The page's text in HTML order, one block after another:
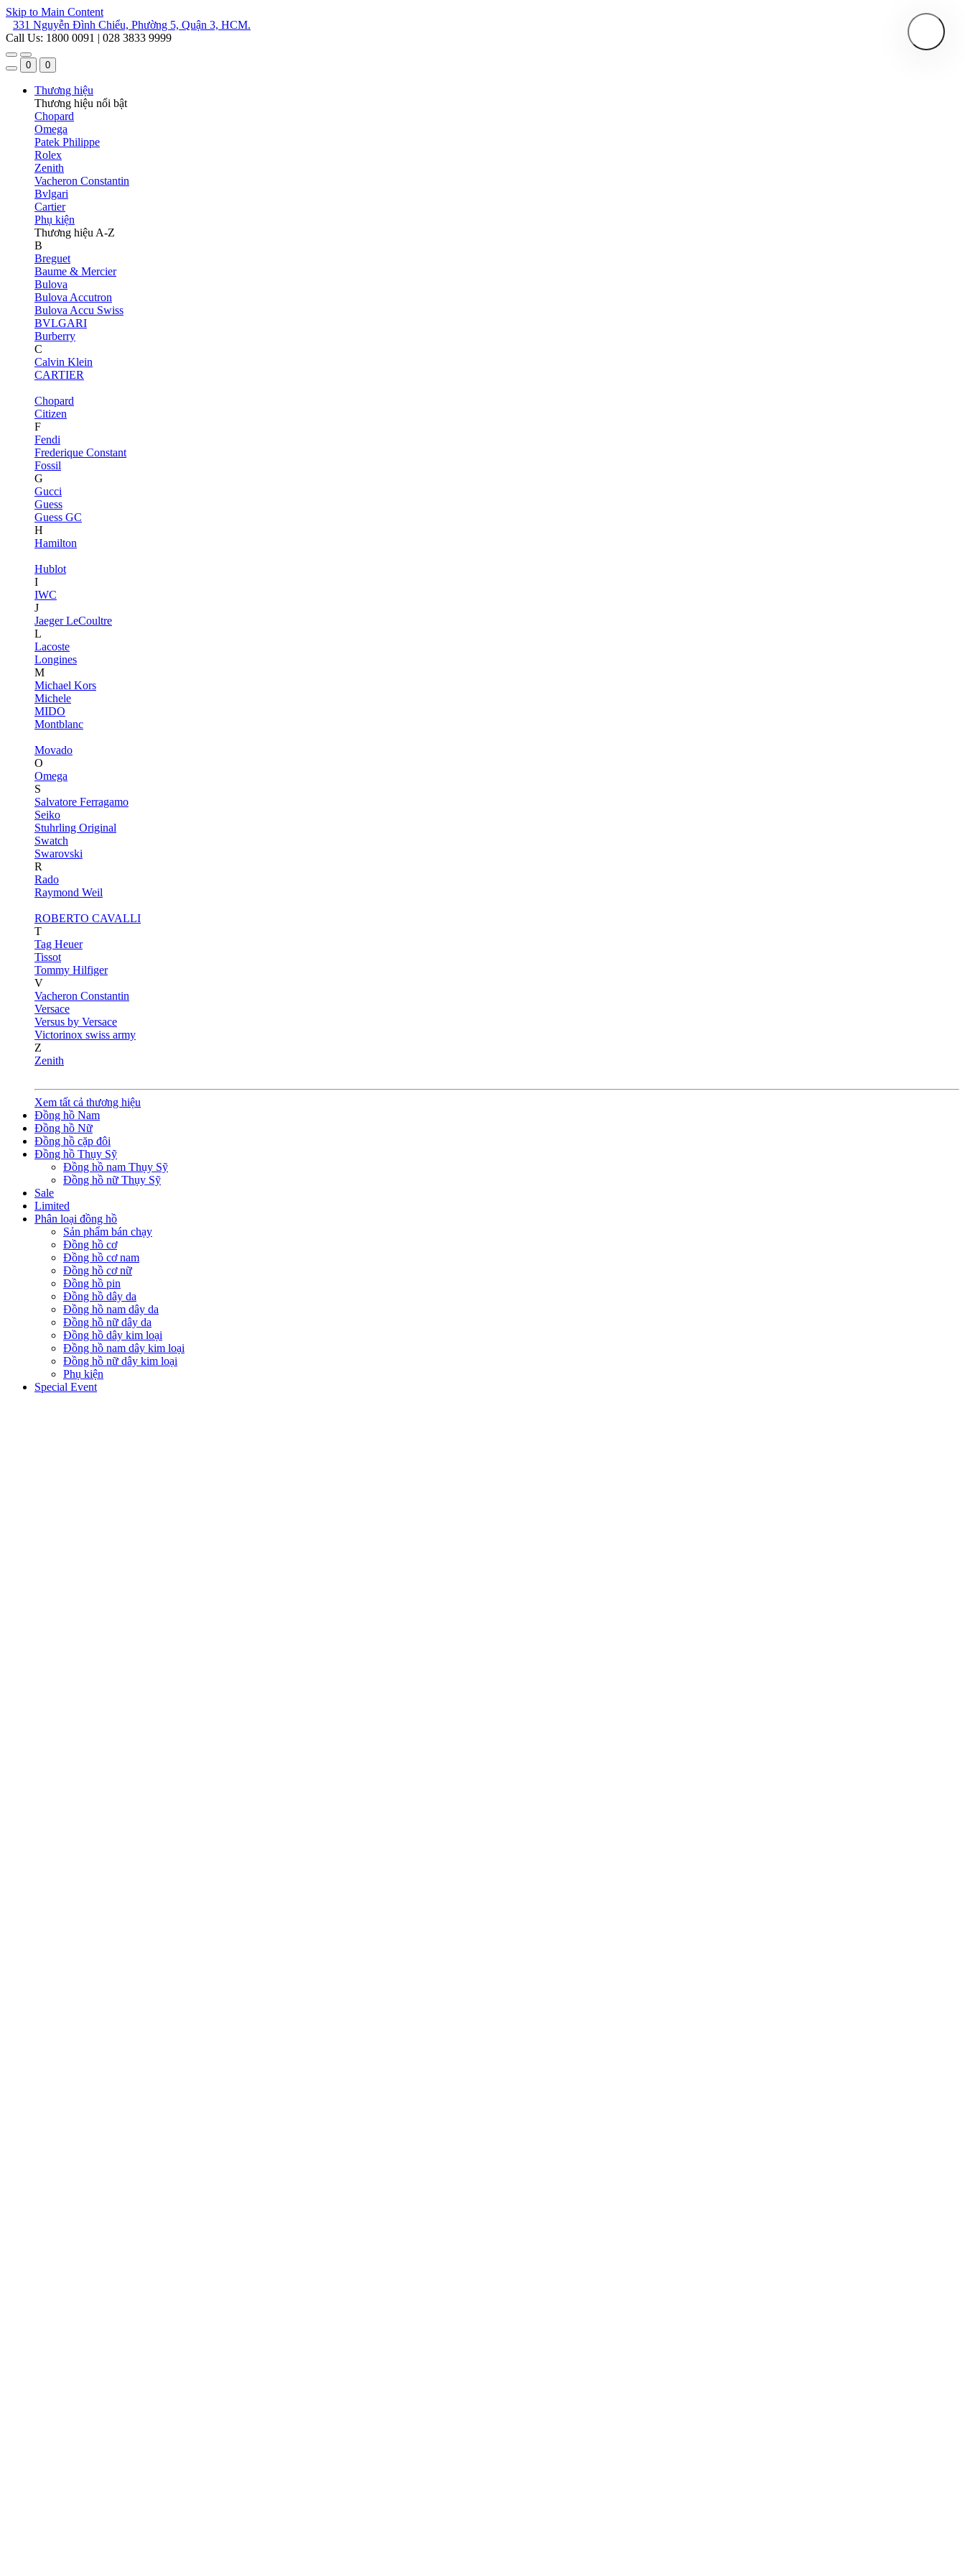
Skip to Main Content
331 Nguyễn Đình Chiểu, Phường 5, Quận 3, HCM.
Call Us: 1800 0091 | 028 3833 9999
0 0
Thương hiệu
Thương hiệu nổi bật
Chopard
Omega
Patek Philippe
Rolex
Zenith
Vacheron Constantin
Bvlgari
Cartier
Phụ kiện
Thương hiệu A-Z
B
Breguet
Baume & Mercier
Bulova
Bulova Accutron
Bulova Accu Swiss
BVLGARI
Burberry
C
Calvin Klein
CARTIER
Chopard
Citizen
F
Fendi
Frederique Constant
Fossil
G
Gucci
Guess
Guess GC
H
Hamilton
Hublot
I
IWC
J
Jaeger LeCoultre
L
Lacoste
Longines
M
Michael Kors
Michele
MIDO
Montblanc
Movado
O
Omega
S
Salvatore Ferragamo
Seiko
Stuhrling Original
Swatch
Swarovski
R
Rado
Raymond Weil
ROBERTO CAVALLI
T
Tag Heuer
Tissot
Tommy Hilfiger
V
Vacheron Constantin
Versace
Versus by Versace
Victorinox swiss army
Z
Zenith
Xem tất cả thương hiệu
Đồng hồ Nam
Đồng hồ Nữ
Đồng hồ cặp đôi
Đồng hồ Thụy Sỹ
Đồng hồ nam Thụy Sỹ
Đồng hồ nữ Thụy Sỹ
Sale
Limited
Phân loại đồng hồ
Sản phẩm bán chạy
Đồng hồ cơ
Đồng hồ cơ nam
Đồng hồ cơ nữ
Đồng hồ pin
Đồng hồ dây da
Đồng hồ nam dây da
Đồng hồ nữ dây da
Đồng hồ dây kim loại
Đồng hồ nam dây kim loại
Đồng hồ nữ dây kim loại
Phụ kiện
Special Event